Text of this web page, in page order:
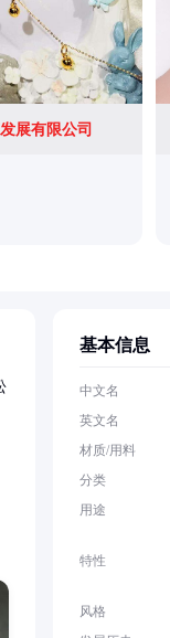
展有限公司
基本信息
中文名
英文名
材质/用料
分类
用途
特性
风格